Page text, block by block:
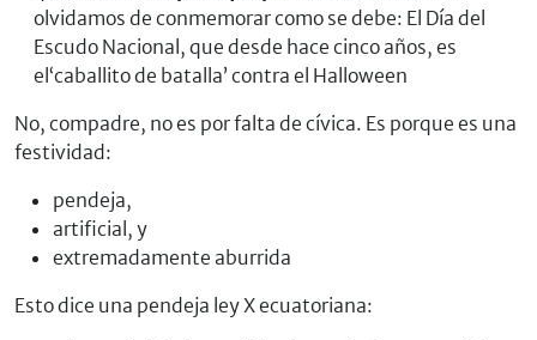
olvidamos de conmemorar como se debe: El Día del
Escudo Nacional, que desde hace cinco años, es
el‘caballito de batalla’ contra el Halloween
No, compadre, no es por falta de cívica. Es porque es una
festividad:
pendeja,
artificial, y
extremadamente aburrida
Esto dice una pendeja ley X ecuatoriana: